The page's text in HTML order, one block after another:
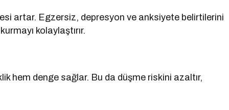
artar. Egzersiz, depresyon ve anksiyete belirtilerini
kolaylaştırır.
hem denge sağlar. Bu da düşme riskini azaltır,